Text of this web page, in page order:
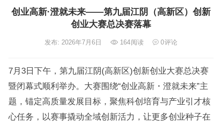
创业高新·澄就未来——第九届江阴（高新区）创新
创业大赛总决赛落幕
发布: 2026年7月6日 164阅读 0评论
7月3日下午，第九届江阴(高新区)创新创业大赛总决赛
暨闭幕式顺利举办。大赛围绕“创业高新・澄就未来”主
题，锚定高质量发展目标，聚焦科创培育与产业引才核
心任务，以赛事撬动全域创新活力，让更多创业种子在